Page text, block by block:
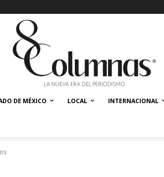
DE MÉXICO LOCAL INTERNACIONAL